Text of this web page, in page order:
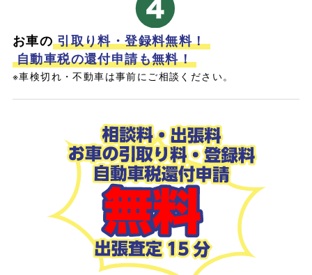
お車の 引取り料・登録料無料！
自動車税の還付申請も無料！
※車検切れ・不動車は事前にご相談ください。